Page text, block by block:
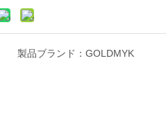
製品ブランド： GOLDMYK